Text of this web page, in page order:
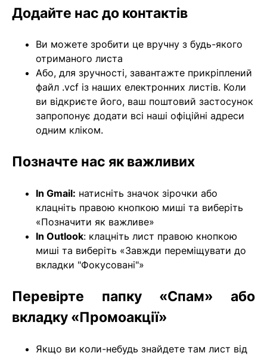
Додайте нас до контактів
Ви можете зробити це вручну з будь-якого
отриманого листа
Або, для зручності, завантажте прикріплений
файл .vcf із наших електронних листів. Коли
ви відкриєте його, ваш поштовий застосунок
запропонує додати всі наші офіційні адреси
одним кліком.
Позначте нас як важливих
In Gmail: натисніть значок зірочки або
клацніть правою кнопкою миші та виберіть
«Позначити як важливе»
In Outlook: клацніть лист правою кнопкою
миші та виберіть «Завжди переміщувати до
вкладки "Фокусовані"»
Перевірте папку «Спам» або
вкладку «Промоакції»
Якщо ви коли-небудь знайдете там лист від